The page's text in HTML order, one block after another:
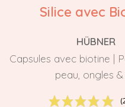
Silice avec
HÜBNER
Capsules avec biotine |
peau, ongles